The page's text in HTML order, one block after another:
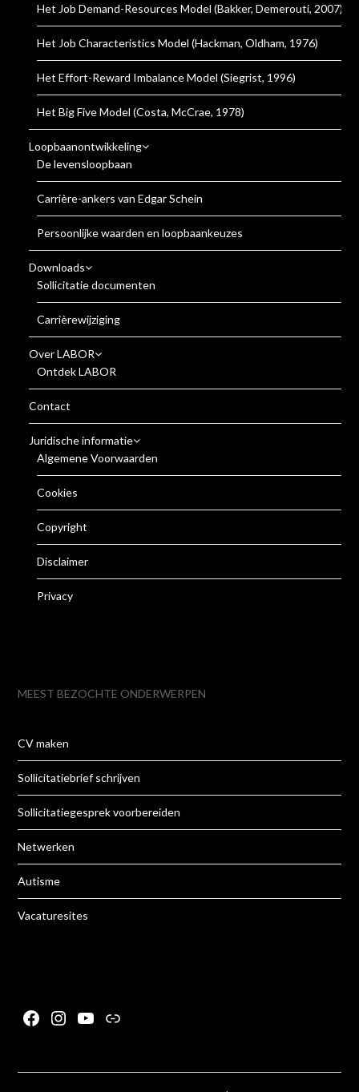
Het Job Demand-Resources Model (Bakker, Demerouti, 2007)
Het Job Characteristics Model (Hackman, Oldham, 1976)
Het Effort-Reward Imbalance Model (Siegrist, 1996)
Het Big Five Model (Costa, McCrae, 1978)
Loopbaanontwikkeling
De levensloopbaan
Carrière-ankers van Edgar Schein
Persoonlijke waarden en loopbaankeuzes
Downloads
Sollicitatie documenten
Carrièrewijziging
Over LABOR
Ontdek LABOR
Contact
Juridische informatie
Algemene Voorwaarden
Cookies
Copyright
Disclaimer
Privacy
MEEST BEZOCHTE ONDERWERPEN
CV maken
Sollicitatiebrief schrijven
Sollicitatiegesprek voorbereiden
Netwerken
Autisme
Vacaturesites
Facebook
Instagram
YouTube
Link